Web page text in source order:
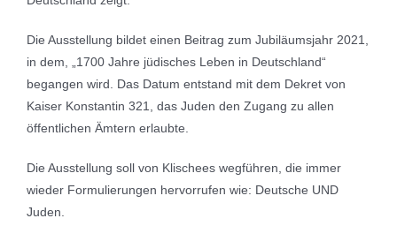
Die Ausstellung bildet einen Beitrag zum Jubiläumsjahr 2021,
in dem, „1700 Jahre jüdisches Leben in Deutschland“
begangen wird. Das Datum entstand mit dem Dekret von
Kaiser Konstantin 321, das Juden den Zugang zu allen
öffentlichen Ämtern erlaubte.
Die Ausstellung soll von Klischees wegführen, die immer
wieder Formulierungen hervorrufen wie: Deutsche UND
Juden.